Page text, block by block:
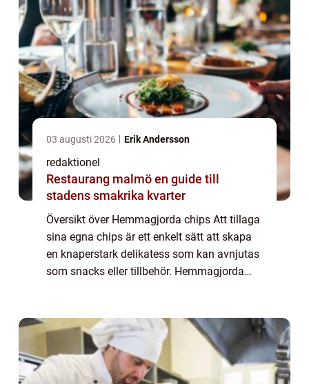
03 augusti 2026 Erik Andersson
redaktionel
Restaurang malmö en guide till
stadens smakrika kvarter
Översikt över Hemmagjorda chips Att tillaga
sina egna chips är ett enkelt sätt att skapa
en knaperstark delikatess som kan avnjutas
som snacks eller tillbehör. Hemmagjorda